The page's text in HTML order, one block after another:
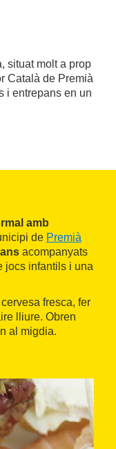
situat molt a prop
Català de Premià
i entrepans en un
amb
de Premià
acompanyats
jocs infantils i una
fresca, fer
lliure. Obren
al migdia.